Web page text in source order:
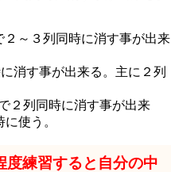
２～３列同時に消す事が出来
消す事が出来る。主に２列
２列同時に消す事が出来
使う。
度練習すると自分の中